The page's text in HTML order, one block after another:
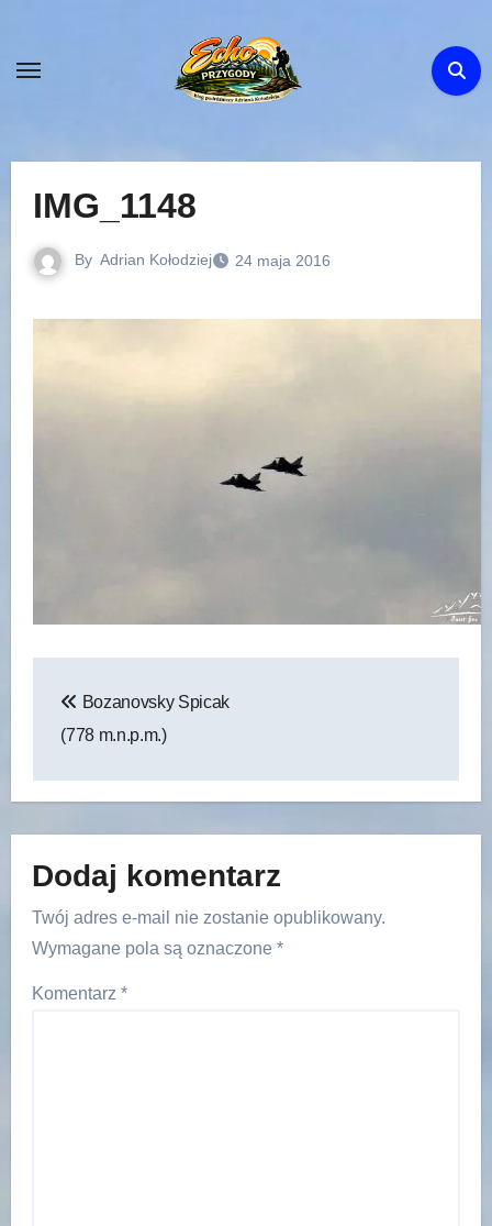
content
IMG_1148
By Adrian Kołodziej 24 maja 2016
wpisu
Bozanovsky Spicak
(778 m.n.p.m.)
Dodaj komentarz
Twój adres e-mail nie zostanie opublikowany.
Wymagane pola są oznaczone *
Komentarz *